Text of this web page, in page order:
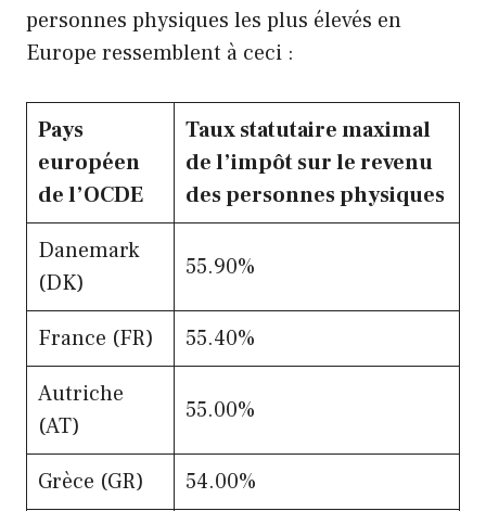
personnes physiques les plus élevés en
Europe ressemblent à ceci :
Pays
européen
de l’OCDE
Taux statutaire maximal
de l’impôt sur le revenu
des personnes physiques
Danemark
(DK)
55.90%
France (FR)
55.40%
Autriche
(AT)
55.00%
Grèce (GR)
54.00%